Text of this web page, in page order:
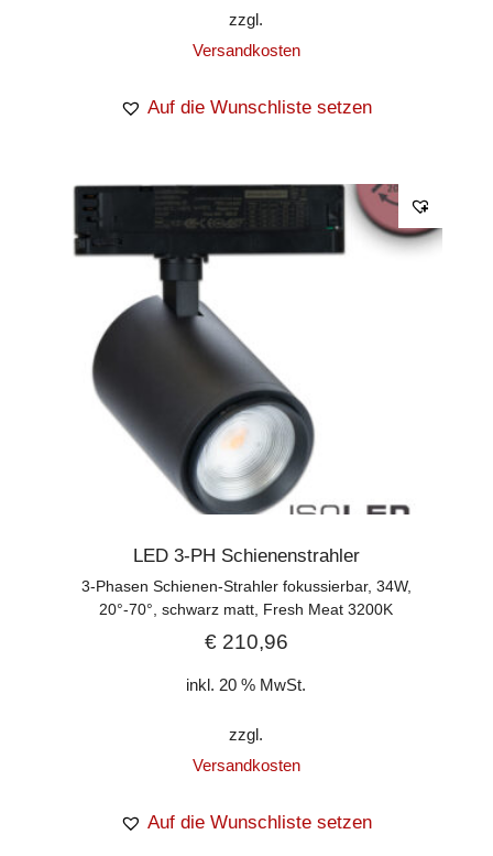
zzgl.
Versandkosten
Auf die Wunschliste setzen
LED 3-PH Schienenstrahler
3-Phasen Schienen-Strahler fokussierbar, 34W,
20°-70°, schwarz matt, Fresh Meat 3200K
€210,96
inkl. 20 % MwSt.
zzgl.
Versandkosten
Auf die Wunschliste setzen